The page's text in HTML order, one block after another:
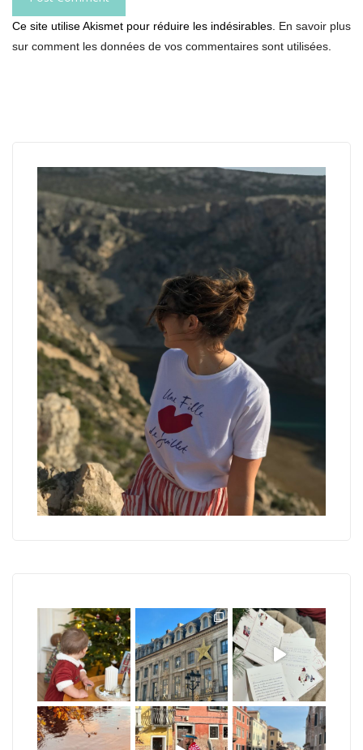
Ce site utilise Akismet pour réduire les indésirables. En savoir plus
sur comment les données de vos commentaires sont utilisées